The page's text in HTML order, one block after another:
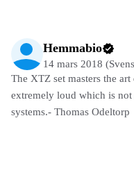
Hemmabio
14 mars 2018
The XTZ set masters the
extremely loud which is
systems.- Thomas Odeltorp